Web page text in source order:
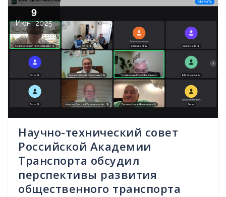
9
Июн, 2025
Научно-технический совет
Российской Академии
Транспорта обсудил
перспективы развития
общественного транспорта